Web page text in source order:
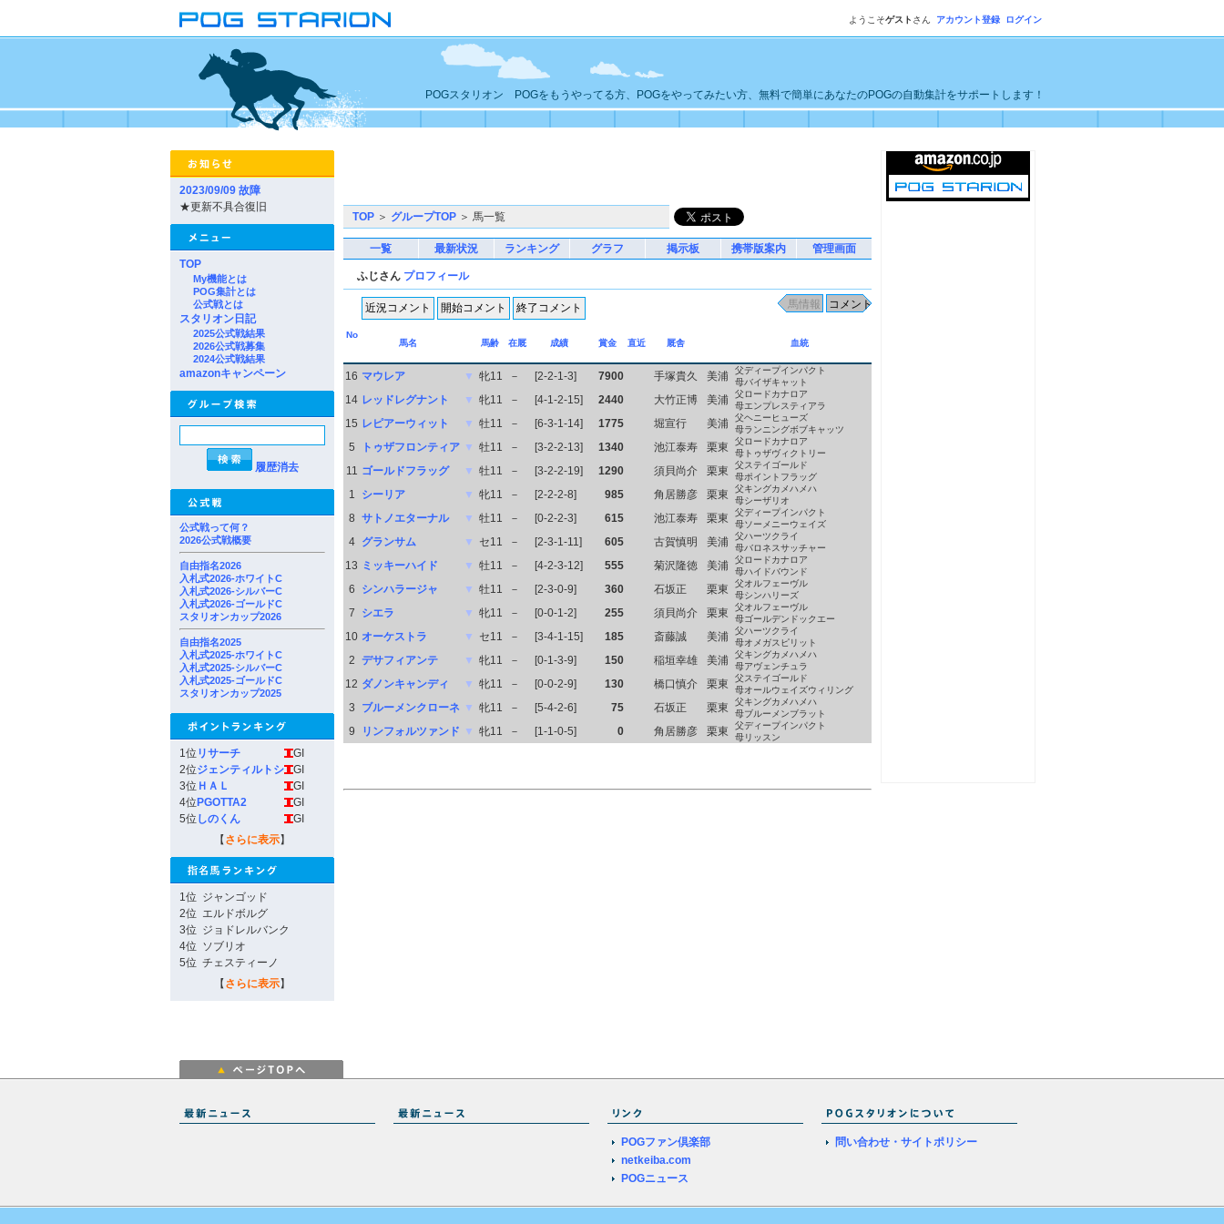
ようこそゲスト さん アカウント登録 ログイン
POGスタリオン POGをもうやってる方、POGをやってみたい方、無料で簡単にあなたのPOGの自動集計をサポートします！
2023/09/09 故障
★更新不具合復旧
TOP
My機能とは
POG集計とは
公式戦とは
スタリオン日記
2025公式戦結果
2026公式戦募集
2024公式戦結果
amazonキャンペーン
履歴消去
公式戦って何？
2026公式戦概要
自由指名2026
入札式2026-ホワイトC
入札式2026-シルバーC
入札式2026-ゴールドC
スタリオンカップ2026
自由指名2025
入札式2025-ホワイトC
入札式2025-シルバーC
入札式2025-ゴールドC
スタリオンカップ2025
1位 リサーチ
GI
2位ジェンティルトシ
GI
3位 ＨＡＬ
GI
4位 PGOTTA2
GI
5位 しのくん
GI
【 さらに表示】
1位 ジャンゴッド
2位 エルドボルグ
3位 ジョドレルバンク
4位 ソブリオ
5位 チェスティーノ
【 さらに表示】
TOP ＞ グループTOP ＞ 馬一覧
一覧 最新状況 ランキング グラフ 掲示板 携帯版案内 管理画面
ふじさん プロフィール
No
馬名
馬齢 在厩 成績 賞金 直近 厩舎 血統
16 マウレア ▼ 牝11 － [2-2-1-3] 7900 手塚貴久 美浦
父ディープインパクト
母バイザキャット
14 レッドレグナント ▼ 牝11 － [4-1-2-15] 2440 大竹正博 美浦
父ロードカナロア
母エンプレスティアラ
15 レピアーウィット ▼ 牡11 － [6-3-1-14] 1775 堀宣行 美浦
父ヘニーヒューズ
母ランニングボブキャッツ
5 トゥザフロンティア ▼ 牡11 － [3-2-2-13] 1340 池江泰寿 栗東
父ロードカナロア
母トゥザヴィクトリー
11 ゴールドフラッグ ▼ 牡11 － [3-2-2-19] 1290 須貝尚介 栗東
父ステイゴールド
母ポイントフラッグ
1 シーリア ▼ 牝11 － [2-2-2-8] 985 角居勝彦 栗東
父キングカメハメハ
母シーザリオ
8 サトノエターナル ▼ 牡11 － [0-2-2-3] 615 池江泰寿 栗東
父ディープインパクト
母ソーメニーウェイズ
4 グランサム ▼ セ11 － [2-3-1-11] 605 古賀慎明 美浦
父ハーツクライ
母バロネスサッチャー
13 ミッキーハイド ▼ 牡11 － [4-2-3-12] 555 菊沢隆徳 美浦
父ロードカナロア
母ハイドバウンド
6 シンハラージャ ▼ 牡11 － [2-3-0-9] 360 石坂正 栗東
父オルフェーヴル
母シンハリーズ
7 シエラ ▼ 牝11 － [0-0-1-2] 255 須貝尚介 栗東
父オルフェーヴル
母ゴールデンドックエー
10 オーケストラ ▼ セ11 － [3-4-1-15] 185 斎藤誠 美浦
父ハーツクライ
母オメガスピリット
2 デサフィアンテ ▼ 牝11 － [0-1-3-9] 150 稲垣幸雄 美浦
父キングカメハメハ
母アヴェンチュラ
12 ダノンキャンディ ▼ 牝11 － [0-0-2-9] 130 橋口慎介 栗東
父ステイゴールド
母オールウェイズウィリング
3 ブルーメンクローネ ▼ 牝11 － [5-4-2-6] 75 石坂正 栗東
父キングカメハメハ
母ブルーメンブラット
9 リンフォルツァンド ▼ 牝11 － [1-1-0-5] 0 角居勝彦 栗東
父ディープインパクト
母リッスン
POGファン倶楽部
netkeiba.com
POGニュース
問い合わせ・サイトポリシー